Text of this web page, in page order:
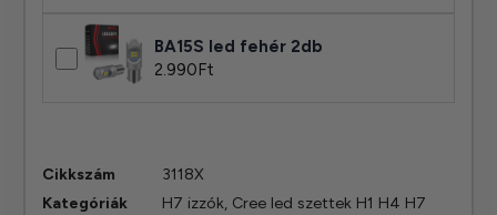
BA15S led fehér 2db
2.990Ft
Cikkszám
3118X
Kategóriák
H7 izzók, Cree led szettek H1 H4 H7